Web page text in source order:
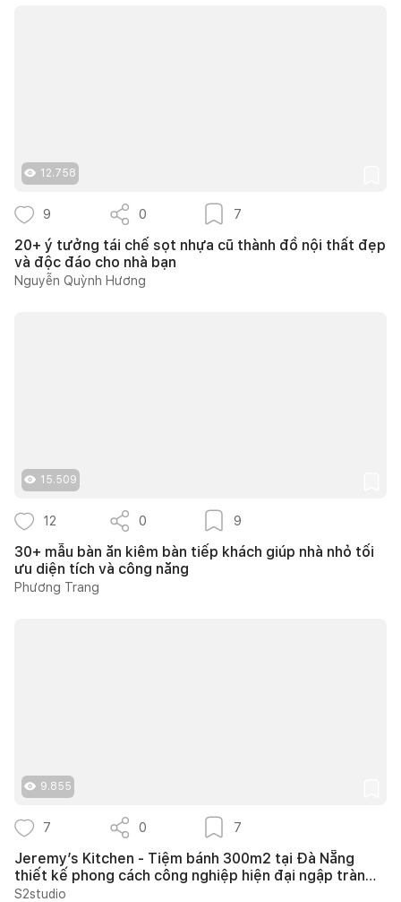
12.758
9 0 7
20+ ý tưởng tái chế sọt nhựa cũ thành đồ nội thất đẹp
và độc đáo cho nhà bạn
Nguyễn Quỳnh Hương
15.509
12 0 9
30+ mẫu bàn ăn kiêm bàn tiếp khách giúp nhà nhỏ tối
ưu diện tích và công năng
Phương Trang
9.855
7 0 7
Jeremy’s Kitchen - Tiệm bánh 300m2 tại Đà Nẵng
thiết kế phong cách công nghiệp hiện đại ngập tràn
ánh sáng tự nhiên
S2studio